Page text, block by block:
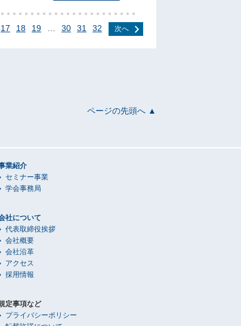
17 18 19 30 31 32 次へ
ページの先頭へ ▲
業紹介
セミナー事業
学会事務局
社について
代表取締役挨拶
会社概要
会社沿革
アクセス
採用情報
定事項など
プライバシーポリシー